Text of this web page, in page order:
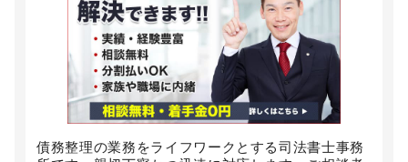
債務整理の業務をライフワークとする司法書士事務